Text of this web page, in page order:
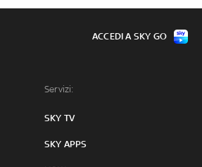
Servizi:
SKY TV
SKY APPS
ACCEDI A SKY GO